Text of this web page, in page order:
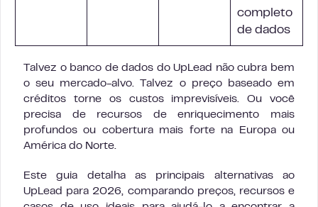
completo
de dados
Talvez o banco de dados do UpLead não cubra bem
o seu mercado-alvo. Talvez o preço baseado em
créditos torne os custos imprevisíveis. Ou você
precisa de recursos de enriquecimento mais
profundos ou cobertura mais forte na Europa ou
América do Norte.
Este guia detalha as principais alternativas ao
UpLead para 2026, comparando preços, recursos e